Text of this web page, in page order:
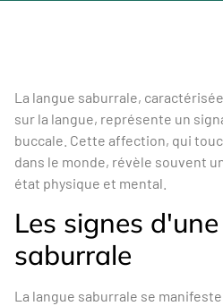
La langue saburrale,
sur la langue, représente un
buccale. Cette affection, qui
dans le monde, révèle souvent
état physique et mental.
Les signes
saburrale
La langue saburrale se